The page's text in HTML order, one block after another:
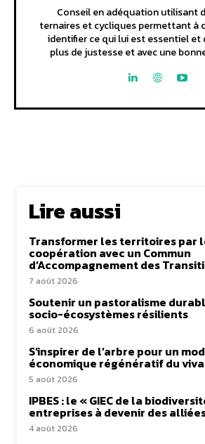
Conseil en adéquation utilisant
ternaires et cycliques permettant à
identifier ce qui lui est essentiel et
plus de justesse et avec une
Lire aussi
Transformer les territoires par
coopération avec un Commun
d’Accompagnement des
7 août 2026
Soutenir un pastoralisme
socio-écosystèmes résilients
6 août 2026
S’inspirer de l’arbre pour un
économique régénératif du
5 août 2026
IPBES : le « GIEC de la
entreprises à devenir des
4 août 2026